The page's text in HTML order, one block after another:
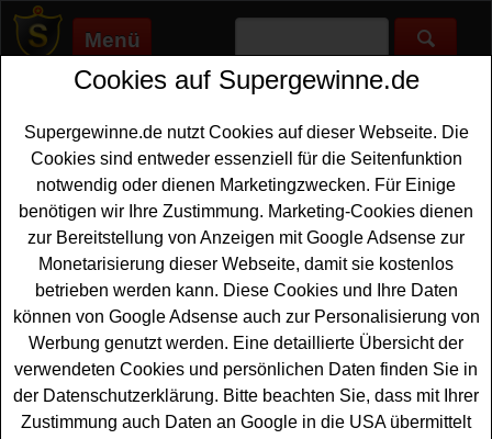
Menü
Supergewinne.de>Gewinnspiele>Diamant
Diamant gewinnen - Diamant
Gewinnspiel
Aktuelle Diamant Gewinnspiele 2026 bei Supergewinne.de
✅ Jetzt kostenlos mitmachen und mit etwas Glück ein
Diamant gewinnen. ✅
Anzeige:
Cookies auf Supergewinne.de
Supergewinne.de nutzt Cookies auf dieser Webseite. Die
Cookies sind entweder essenziell für die Seitenfunktion
notwendig oder dienen Marketingzwecken. Für Einige
benötigen wir Ihre Zustimmung. Marketing-Cookies dienen
zur Bereitstellung von Anzeigen mit Google Adsense zur
Monetarisierung dieser Webseite, damit sie kostenlos
betrieben werden kann. Diese Cookies und Ihre Daten
können von Google Adsense auch zur Personalisierung von
Werbung genutzt werden. Eine detaillierte Übersicht der
verwendeten Cookies und persönlichen Daten finden Sie in
der Datenschutzerklärung. Bitte beachten Sie, dass mit Ihrer
Zustimmung auch Daten an Google in die USA übermittelt